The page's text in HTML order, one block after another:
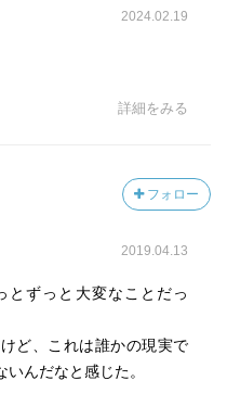
2024.02.19
詳細をみる
フォロー
2019.04.13
とずっと大変なことだっ
ど、これは誰かの現実で
んだなと感じた。